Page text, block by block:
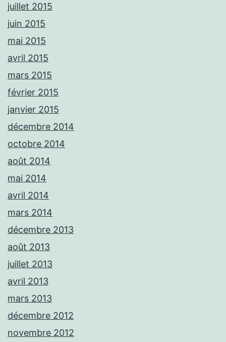
juillet 2015
juin 2015
mai 2015
avril 2015
mars 2015
février 2015
janvier 2015
décembre 2014
octobre 2014
août 2014
mai 2014
avril 2014
mars 2014
décembre 2013
août 2013
juillet 2013
avril 2013
mars 2013
décembre 2012
novembre 2012